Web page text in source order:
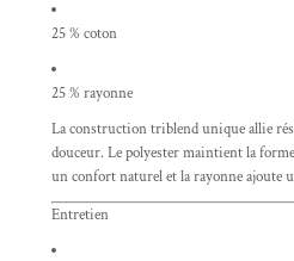
25 % coton
25 % rayonne
La construction triblend unique allie
douceur. Le polyester maintient la
un confort naturel et la rayonne ajoute
Entretien